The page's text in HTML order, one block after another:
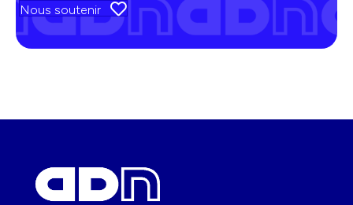
Nous soutenir